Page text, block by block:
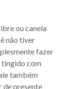
ou canela
não tiver
fazer
tingido com
também
de presente